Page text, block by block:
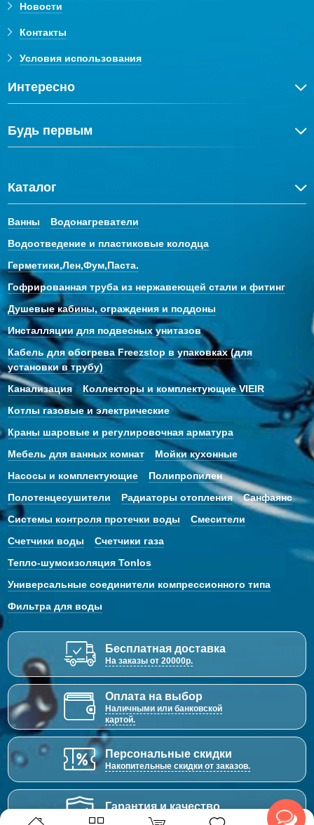
Новости
Контакты
Условия использования
Интересно
Будь первым
Каталог
Ванны
Водонагреватели
Водоотведение и пластиковые колодца
Герметики,Лен,Фум,Паста.
Гофрированная труба из нержавеющей стали и фитинг
Душевые кабины, ограждения и поддоны
Инсталляции для подвесных унитазов
Кабель для обогрева Freezstop в упаковках (для
установки в трубу)
Канализация
Коллекторы и комплектующие VIEIR
Котлы газовые и электрические
Краны шаровые и регулировочная арматура
Мебель для ванных комнат
Мойки кухонные
Насосы и комплектующие
Полипропилен
Полотенцесушители
Радиаторы отопления
Санфаянс
Системы контроля протечки воды
Смесители
Счетчики воды
Счетчики газа
Тепло-шумоизоляция Tonlos
Универсальные соединители компрессионного типа
Фильтра для воды
Бесплатная доставка
На заказы от 20000р.
Оплата на выбор
Наличными или банковской
картой.
Персональные скидки
Накопительные скидки от заказов.
Гарантия и качество
Забота о каждом клиенте.